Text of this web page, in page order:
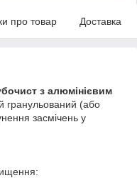
про товар Доставка
з алюмінієвим
гранульований (або
засмічень у